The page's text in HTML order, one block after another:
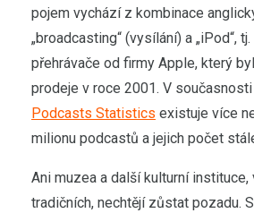
pojem vychází z kombinace
„broadcasting“ (vysílání) a „iPod“,
přehrávače od firmy Apple, který
prodeje v roce 2001. V
Podcasts Statistics existuje více
milionu podcastů a jejich počet
Ani muzea a další kulturní instituce,
tradičních, nechtějí zůstat pozadu.